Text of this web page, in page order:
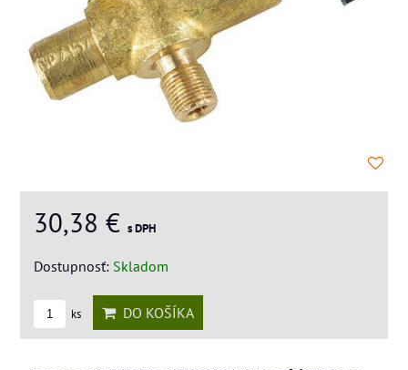
30,38 € s DPH
Dostupnosť: Skladom
ks DO KOŠÍKA